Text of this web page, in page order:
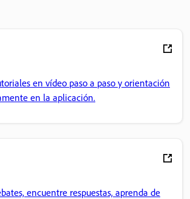
en vídeo paso a paso y orientación
en la aplicación.
encuentre respuestas, aprenda de